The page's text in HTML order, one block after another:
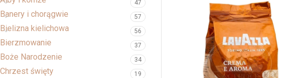
47
Banery i chorągwie 57
Bielizna kielichowa 56
Bierzmowanie 37
Boże Narodzenie 34
Chrzest święty 19